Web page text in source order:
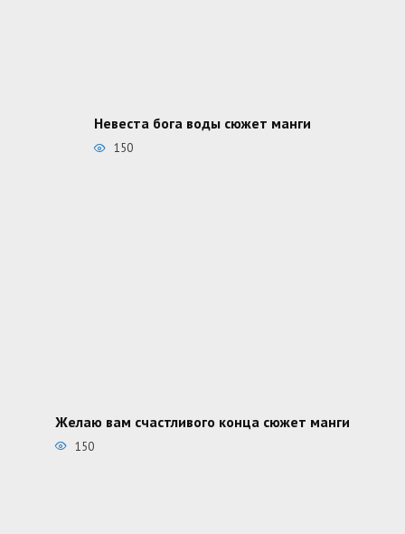
Невеста бога воды сюжет манги
150
Желаю вам счастливого конца сюжет манги
150